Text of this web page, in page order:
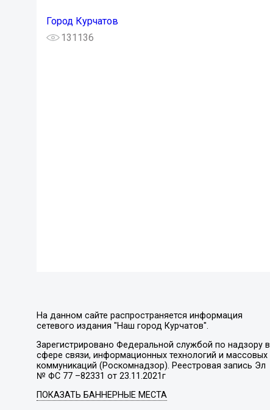
Город Курчатов
131136
На данном сайте распространяется информация
сетевого издания "Наш город Курчатов".
Зарегистрировано Федеральной службой по надзору в
сфере связи, информационных технологий и массовых
коммуникаций (Роскомнадзор). Реестровая запись Эл
№ ФС 77 –82331 от 23.11.2021г
ПОКАЗАТЬ БАННЕРНЫЕ МЕСТА